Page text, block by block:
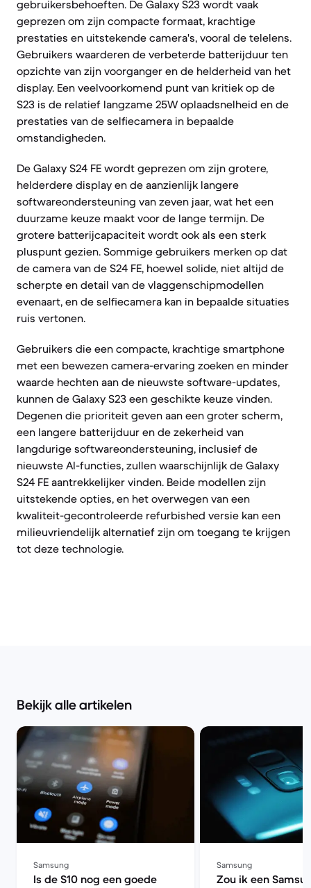
gebruikersbehoeften. De Galaxy S23 wordt vaak
geprezen om zijn compacte formaat, krachtige
prestaties en uitstekende camera's, vooral de telelens.
Gebruikers waarderen de verbeterde batterijduur ten
opzichte van zijn voorganger en de helderheid van het
display. Een veelvoorkomend punt van kritiek op de
S23 is de relatief langzame 25W oplaadsnelheid en de
prestaties van de selfiecamera in bepaalde
omstandigheden.
De Galaxy S24 FE wordt geprezen om zijn grotere,
helderdere display en de aanzienlijk langere
softwareondersteuning van zeven jaar, wat het een
duurzame keuze maakt voor de lange termijn. De
grotere batterijcapaciteit wordt ook als een sterk
pluspunt gezien. Sommige gebruikers merken op dat
de camera van de S24 FE, hoewel solide, niet altijd de
scherpte en detail van de vlaggenschipmodellen
evenaart, en de selfiecamera kan in bepaalde situaties
ruis vertonen.
Gebruikers die een compacte, krachtige smartphone
met een bewezen camera-ervaring zoeken en minder
waarde hechten aan de nieuwste software-updates,
kunnen de Galaxy S23 een geschikte keuze vinden.
Degenen die prioriteit geven aan een groter scherm,
een langere batterijduur en de zekerheid van
langdurige softwareondersteuning, inclusief de
nieuwste AI-functies, zullen waarschijnlijk de Galaxy
S24 FE aantrekkelijker vinden. Beide modellen zijn
uitstekende opties, en het overwegen van een
kwaliteit-gecontroleerde refurbished versie kan een
milieuvriendelijk alternatief zijn om toegang te krijgen
tot deze technologie.
Bekijk alle artikelen
Samsung
Is de S10 nog een goede
Samsung
Zou ik een